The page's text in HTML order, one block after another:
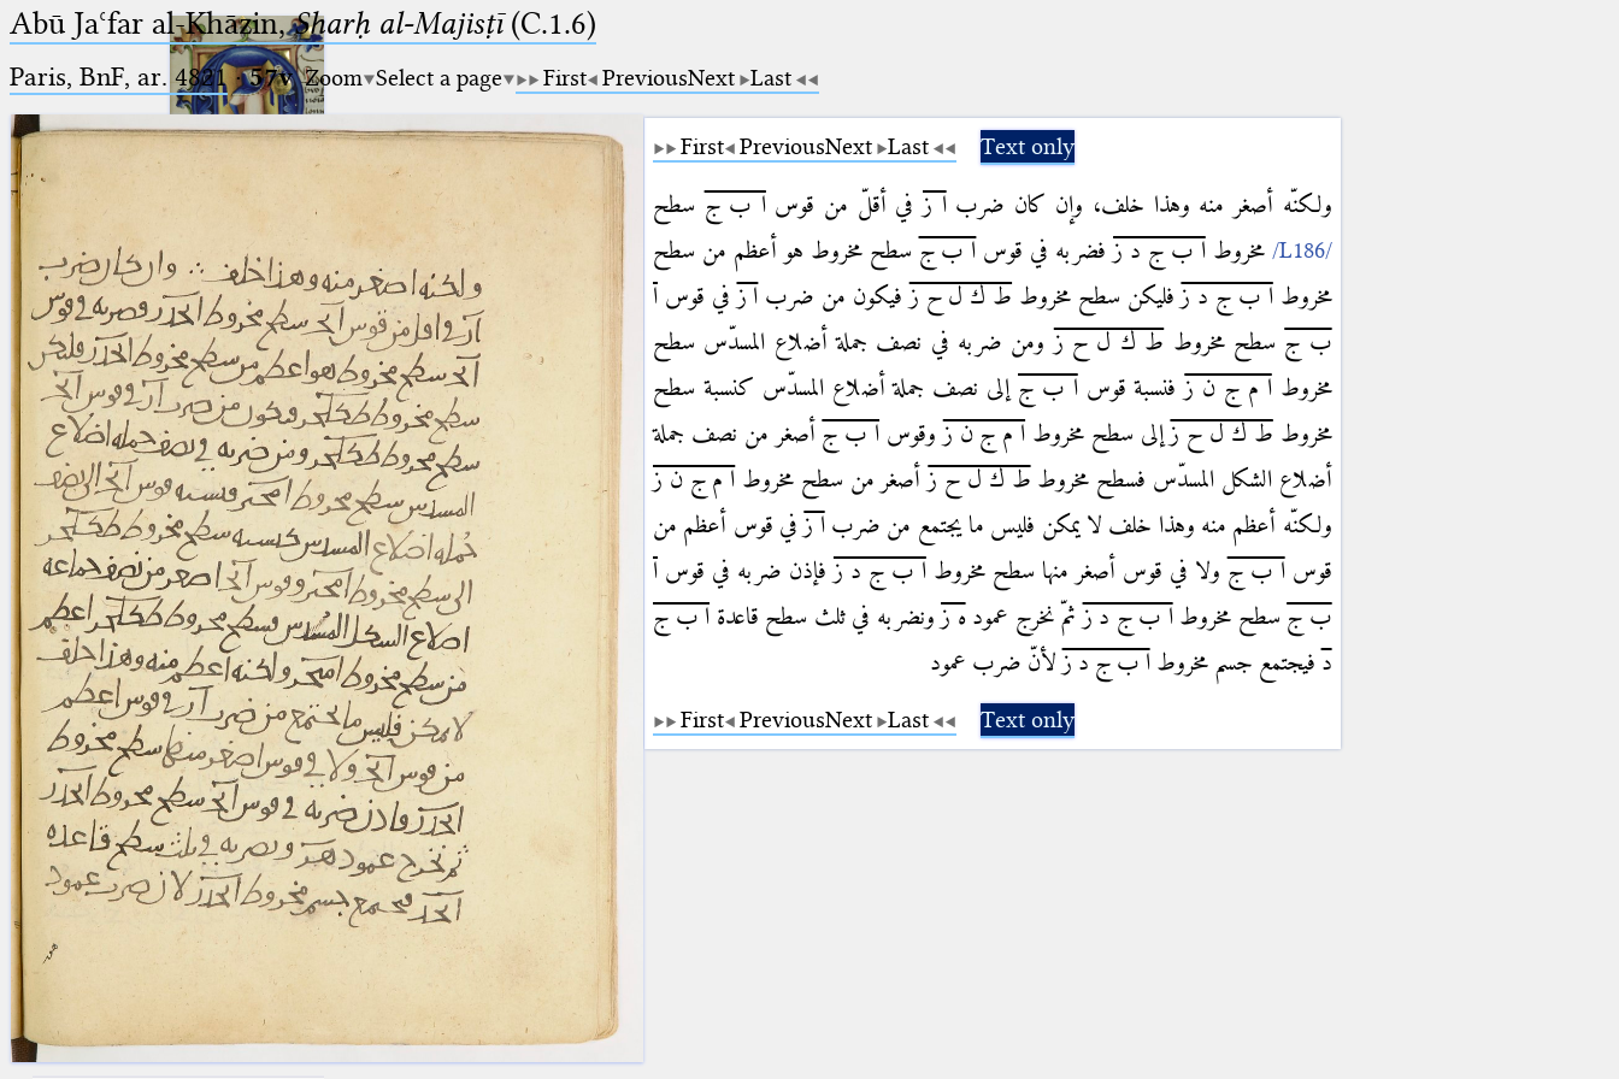
Ptolemaeus
Arabus et Latinus
_
(the underscore) is the placeholder
for exactly one character.
(the percent sign) is the
placeholder for no, one or more
than one character.
%% (two percent signs) is the
placeholder for no, one or more
than one character, but not for
blank space (so that a search ends
at word boundaries).
🔎︎
Start
Project
Team
News
Jobs
Publications
Conference
Arabic Works
Arabic Manuscripts
Latin Works
Latin Manuscripts
Latin Early Prints
Images
Texts
Glossary
Resources
Abū Jaʿfar al-Khāzin,Sharḥ al-Majisṭī(C.1.6)
Paris, BnF, ar. 4821·57v Zoom Select a page First PreviousNext Last
First PreviousNext Last Text only
ولكنّه أصغر منه وهذا خلف، وإن كان ضربا ز في أقلّ من قوسا ب ج سطح
مخروطا ب ج د ز فضربه في قوس ا ب ج سطح مخروط هو أعظم من سطح
مخروطا ب ج د ز فليكن سطح مخروط ط ك ل ح ز فيكون من ضرب ا ز في قوس ا
ب ج سطح مخروط ط ك ل ح ز ومن ضربه في نصف جملة أضلاع المسدّس سطح
مخروطا م ج ن ز فنسبة قوسا ب ج إلى نصف جملة أضلاع المسدّس كنسبة سطح
مخروط ط ك ل ح ز إلى سطح مخروط ا م ج ن ز وقوس ا ب ج أصغر من نصف جملة
أضلاع الشكل المسدّس فسطح مخروط ط ك ل ح ز أصغر من سطح مخروط ا م ج ن ز
ولكنّه أعظم منه وهذا خلف لا يمكن فليس ما يجتمع من ضربا ز في قوس أعظم من
قوسا ب ج ولا في قوس أصغر منها سطح مخروطا ب ج د ز فإذن ضربه في قوس ا
ب ج سطح مخروطا ب ج د ز ثمّ نخرج عمود ه ز ونضربه في ثلث سطح قاعدة ا ب ج
د فيجتمع جسم مخروطا ب ج د ز لأنّ ضرب عمود
First PreviousNext Last Text only